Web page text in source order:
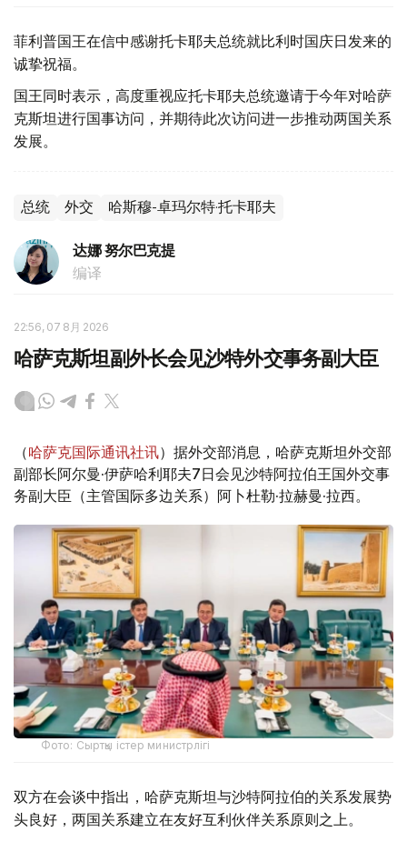
菲利普国王在信中感谢托卡耶夫总统就比利时国庆日发来的
诚挚祝福。
国王同时表示，高度重视应托卡耶夫总统邀请于今年对哈萨
克斯坦进行国事访问，并期待此次访问进一步推动两国关系
发展。
总统 外交 哈斯穆-卓玛尔特·托卡耶夫
达娜 努尔巴克提
编译
22:56, 07 8月 2026
哈萨克斯坦副外长会见沙特外交事务副大臣
（哈萨克国际通讯社讯）据外交部消息，哈萨克斯坦外交部
副部长阿尔曼·伊萨哈利耶夫7日会见沙特阿拉伯王国外交事
务副大臣（主管国际多边关系）阿卜杜勒·拉赫曼·拉西。
Фото: Сыртқы істер министрлігі
双方在会谈中指出，哈萨克斯坦与沙特阿拉伯的关系发展势
头良好，两国关系建立在友好互利伙伴关系原则之上。